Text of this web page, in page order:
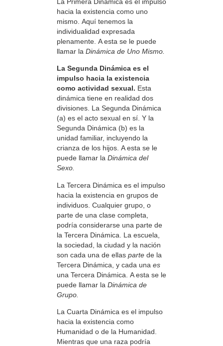
hacia la existencia como uno
mismo. Aquí tenemos la
individualidad expresada
plenamente. A esta se le puede
llamar la Dinámica de Uno Mismo.
La Segunda Dinámica es el
impulso hacia la existencia
como actividad sexual. Esta
dinámica tiene en realidad dos
divisiones. La Segunda Dinámica
(a) es el acto sexual en sí. Y la
Segunda Dinámica (b) es la
unidad familiar, incluyendo la
crianza de los hijos. A esta se le
puede llamar la Dinámica del
Sexo.
La Tercera Dinámica es el impulso
hacia la existencia en grupos de
individuos. Cualquier grupo, o
parte de una clase completa,
podría considerarse una parte de
la Tercera Dinámica. La escuela,
la sociedad, la ciudad y la nación
son cada una de ellas parte de la
Tercera Dinámica, y cada una es
una Tercera Dinámica. A esta se le
puede llamar la Dinámica de
Grupo.
La Cuarta Dinámica es el impulso
hacia la existencia como
Humanidad o de la Humanidad.
Mientras que una raza podría